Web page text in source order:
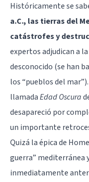
Históricamente se
a.C., las tierras del
catástrofes y
expertos adjudican a
desconocido (se han
los “pueblos del
llamadaEdad Oscura
desapareció por
un importante
Quizá la épica de
guerra” mediterránea
inmediatamente